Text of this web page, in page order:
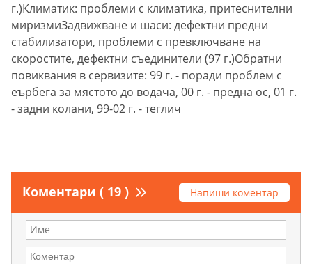
г.)Климатик: проблеми с климатика, притеснителни
миризмиЗадвижване и шаси: дефектни предни
стабилизатори, проблеми с превключване на
скоростите, дефектни съединители (97 г.)Обратни
повиквания в сервизите: 99 г. - поради проблем с
еърбега за мястото до водача, 00 г. - предна ос, 01 г.
- задни колани, 99-02 г. - теглич
Коментари ( 19 ) Напиши коментар